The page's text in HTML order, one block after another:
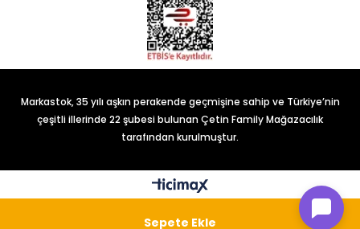
Markastok, 35 yılı aşkın perakende geçmişine sahip ve Türkiye’nin
çeşitli illerinde 22 şubesi bulunan Çetin Family Mağazacılık
tarafından kurulmuştur.